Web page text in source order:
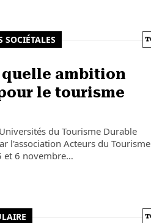
SOCIÉTALES
quelle ambition
le tourisme
du Tourisme Durable
l'association Acteurs du Tourisme
et 6 novembre…